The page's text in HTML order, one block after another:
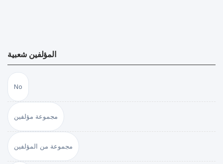
المؤلفين شعبية
No
مجموعة مؤلفين
مجموعة من المؤلفين